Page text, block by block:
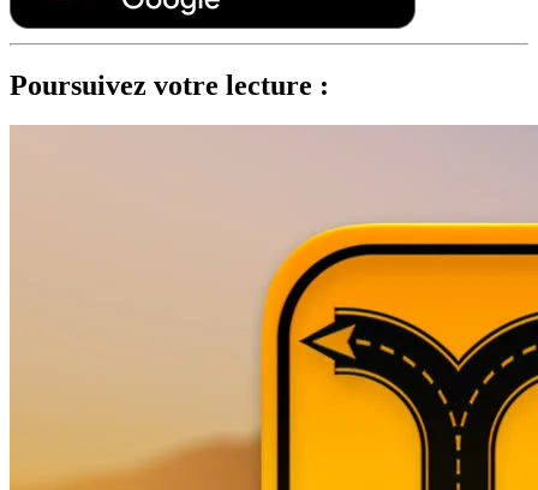
Poursuivez votre lecture :